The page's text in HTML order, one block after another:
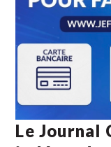
Le Journal